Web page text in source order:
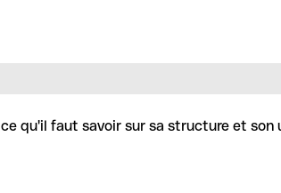
qu'il faut savoir sur sa structure et